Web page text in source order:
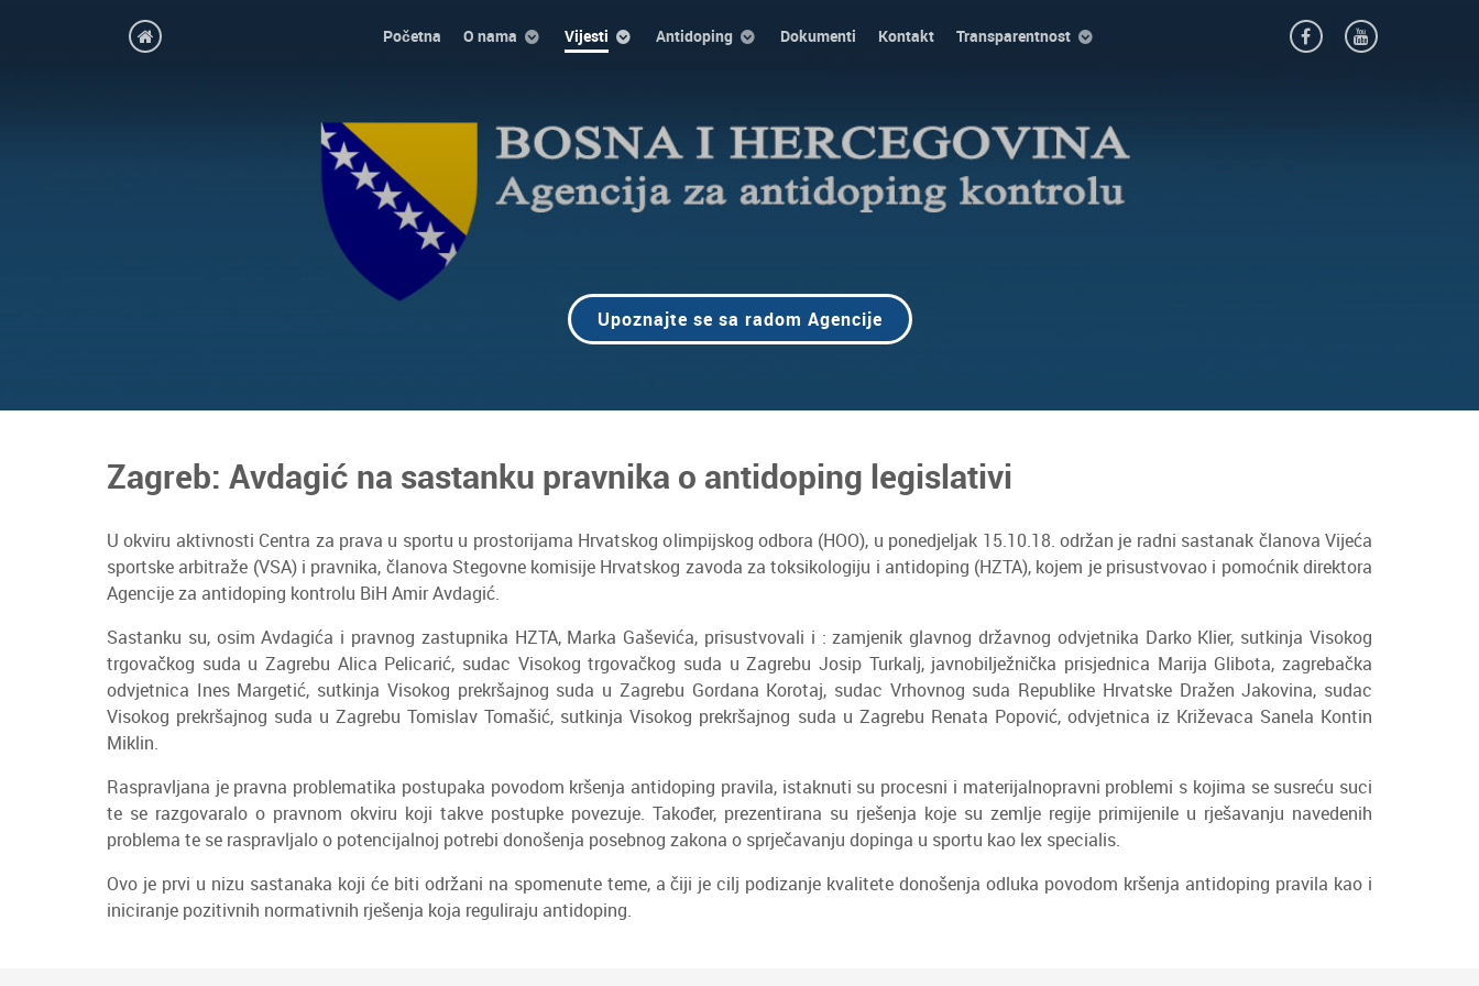
Početna O nama Vijesti Antidoping Dokumenti Kontakt Transparentnost
Upoznajte se sa radom Agencije
Zagreb: Avdagić na sastanku pravnika o antidoping legislativi
U okviru aktivnosti Centra za prava u sportu u prostorijama Hrvatskog olimpijskog odbora (HOO), u ponedjeljak 15.10.18. održan je radni sastanak članova Vijeća
sportske arbitraže (VSA) i pravnika, članova Stegovne komisije Hrvatskog zavoda za toksikologiju i antidoping (HZTA), kojem je prisustvovao i pomoćnik direktora
Agencije za antidoping kontrolu BiH Amir Avdagić.
Sastanku su, osim Avdagića i pravnog zastupnika HZTA, Marka Gaševića, prisustvovali i : zamjenik glavnog državnog odvjetnika Darko Klier, sutkinja Visokog
trgovačkog suda u Zagrebu Alica Pelicarić, sudac Visokog trgovačkog suda u Zagrebu Josip Turkalj, javnobilježnička prisjednica Marija Glibota, zagrebačka
odvjetnica Ines Margetić, sutkinja Visokog prekršajnog suda u Zagrebu Gordana Korotaj, sudac Vrhovnog suda Republike Hrvatske Dražen Jakovina, sudac
Visokog prekršajnog suda u Zagrebu Tomislav Tomašić, sutkinja Visokog prekršajnog suda u Zagrebu Renata Popović, odvjetnica iz Križevaca Sanela Kontin
Miklin.
Raspravljana je pravna problematika postupaka povodom kršenja antidoping pravila, istaknuti su procesni i materijalnopravni problemi s kojima se susreću suci
te se razgovaralo o pravnom okviru koji takve postupke povezuje. Također, prezentirana su rješenja koje su zemlje regije primijenile u rješavanju navedenih
problema te se raspravljalo o potencijalnoj potrebi donošenja posebnog zakona o sprječavanju dopinga u sportu kao lex specialis.
Ovo je prvi u nizu sastanaka koji će biti održani na spomenute teme, a čiji je cilj podizanje kvalitete donošenja odluka povodom kršenja antidoping pravila kao i
iniciranje pozitivnih normativnih rješenja koja reguliraju antidoping.